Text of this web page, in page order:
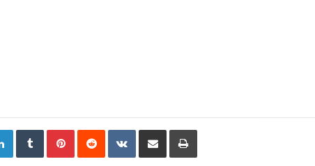
LinkedInTumblrPinterestReddit VKontakteCompartir por correo electrónicoImprimir